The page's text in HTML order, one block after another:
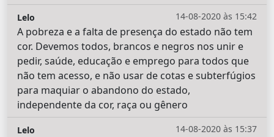
14-08-2020 às 15:42
Lelo
A pobreza e a falta de presença do estado não tem
cor. Devemos todos, brancos e negros nos unir e
pedir, saúde, educação e emprego para todos que
não tem acesso, e não usar de cotas e subterfúgios
para maquiar o abandono do estado,
independente da cor, raça ou gênero
14-08-2020 às 15:37
Lelo